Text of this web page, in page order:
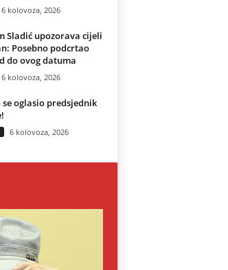
6 kolovoza, 2026
Sladić upozorava cijeli
Posebno podcrtao
do ovog datuma
6 kolovoza, 2026
oglasio predsjednik
6 kolovoza, 2026